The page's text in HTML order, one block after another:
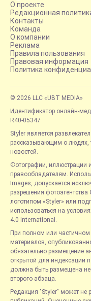
О проекте
Редакционная
Контакты
Команда
О компании
Реклама
Правила пользования
Правовая информация
Политика
© 2026 LLC «UBT MEDIA»
Идентификатор онлайн-
R40-05347
Styler является
рассказывающим о людях,
новостей.
Фотографии, иллюстрации
правообладателям.
Images, допускается
разрешения
логотипом «Styler» или
использоваться на
4.0 International.
При полном или
материалов,
обязательно размещение
открытой для индексации
должна быть размещена
второго абзаца.
Редакция "Styler" может не